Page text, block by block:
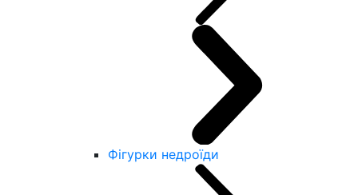
Фігурки недроїди